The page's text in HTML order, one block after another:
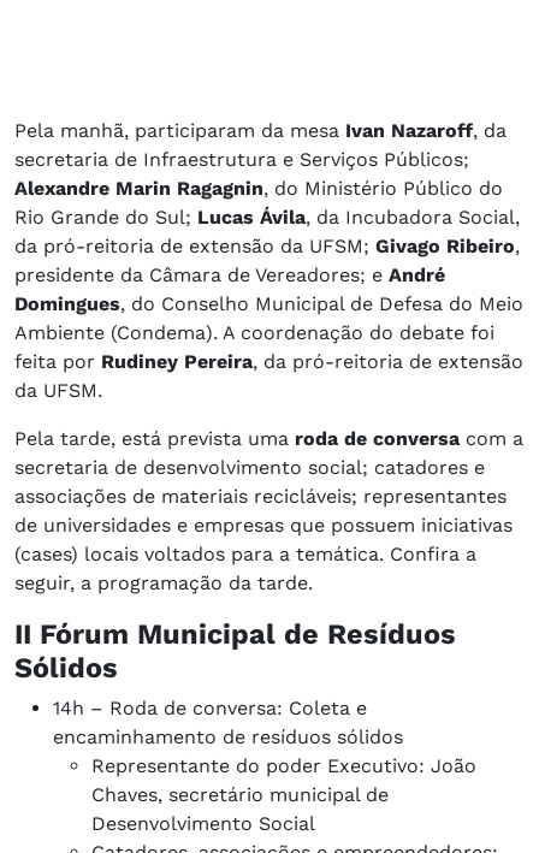
Pela manhã, participaram da mesa Ivan Nazaroff, da
secretaria de Infraestrutura e Serviços Públicos;
Alexandre Marin Ragagnin, do Ministério Público do
Rio Grande do Sul; Lucas Ávila, da Incubadora Social,
da pró-reitoria de extensão da UFSM; Givago Ribeiro,
presidente da Câmara de Vereadores; e André
Domingues, do Conselho Municipal de Defesa do Meio
Ambiente (Condema). A coordenação do debate foi
feita por Rudiney Pereira, da pró-reitoria de extensão
da UFSM.
Pela tarde, está prevista uma roda de conversa com a
secretaria de desenvolvimento social; catadores e
associações de materiais recicláveis; representantes
de universidades e empresas que possuem iniciativas
(cases) locais voltados para a temática. Confira a
seguir, a programação da tarde.
II Fórum Municipal de Resíduos
Sólidos
14h – Roda de conversa: Coleta e
encaminhamento de resíduos sólidos
Representante do poder Executivo: João
Chaves, secretário municipal de
Desenvolvimento Social